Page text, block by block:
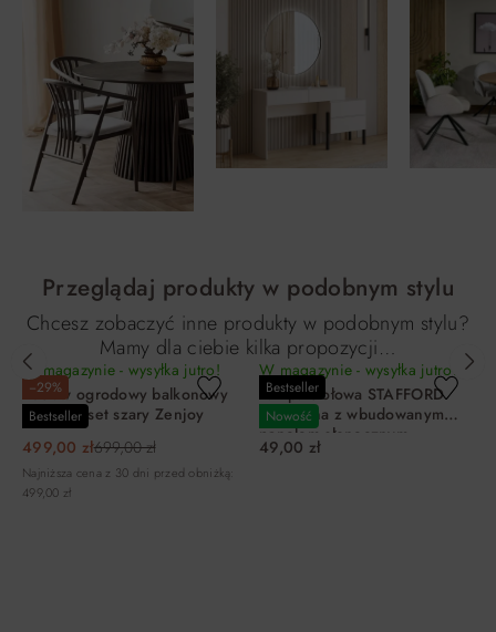
Przeglądaj produkty w podobnym stylu
Chcesz zobaczyć inne produkty w podobnym stylu?
Mamy dla ciebie kilka propozycji…
−29%
Bestseller
W magazynie - wysyłka jutro!
Zestaw ogrodowy balkonowy
NATTY 3-set szary Zenjoy
499,00 zł699,00 zł
Najniższa cena z 30 dni przed obniżką:
499,00 zł
Bestseller
Nowość
W magazynie - wysyłka jutro!
Lampa stołowa STAFFORD
ładowalna z wbudowanym
panelem słonecznym
brązowo-czarna
49,00 zł